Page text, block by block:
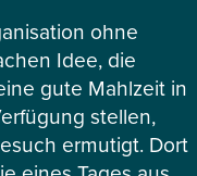
ohne
Idee, die
gute Mahlzeit in
stellen,
ermutigt. Dort